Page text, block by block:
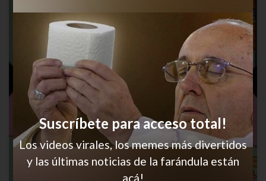
Suscríbete para acceso total!
Los videos virales, los memes más divertidos
y las últimas noticias de la farándula están
acá!